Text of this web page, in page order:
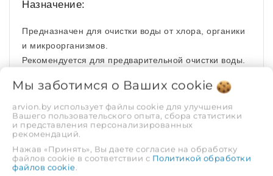
Назначение:
Предназначен для очистки воды от хлора, органики
и микроорганизмов.
Рекомендуется для предварительной очистки воды.
Технические характеристики:
Типоразмер Slim Line 10 дюймов (h - 254 мм ± 1
мм)
Рабочая температура от +2° до +35° С
Рекомендуемая скорость фильтрации до 2 л/мин
Мы заботимся о Ваших cookie
arvion.by использует файлы cookie для улучшения
Вашего пользовательского опыта, сбора статистики
и представления персонализированных
рекомендаций.
Нажав «Принять», Вы даете согласие на обработку
файлов cookie в соответствии с Политикой обработки
файлов cookie.